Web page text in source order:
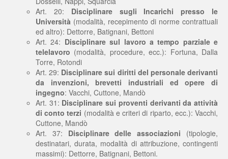
Art. 20: Disciplinare sugli Incarichi presso le
Università (modalità, recepimento di norme contrattuali
ed altro): Dettorre, Batignani, Bettoni
Art. 24: Disciplinare sul lavoro a tempo parziale e
telelavoro (modalità, procedure, ecc.): Fortuna, Dalla
Torre, Rotondi
Art. 29: Disciplinare sui diritti del personale derivanti
da invenzioni, brevetti industriali ed opere di
ingegno: Vacchi, Cuttone, Mandò
Art. 31: Disciplinare sui proventi derivanti da attività
di conto terzi (modalità e criteri di riparto, ecc.): Vacchi,
Cuttone, Mandò
Art. 37: Disciplinare delle associazioni (tipologie,
destinatari, durata, modalità di attribuzione, contingenti
massimi): Dettorre, Batignani, Bettoni.